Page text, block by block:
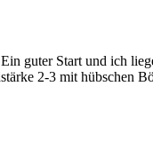
guter Start und ich
2-3 mit hübschen